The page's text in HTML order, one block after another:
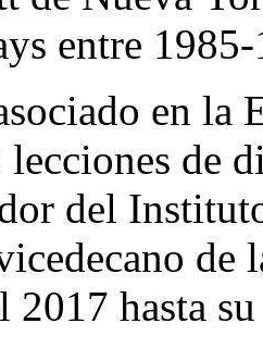
entre
en la
de
del
de
2017 hasta